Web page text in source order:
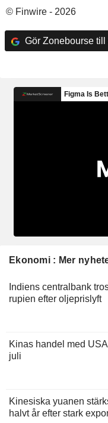
© Finwire - 2026
Gör Zonebourse
Ekonomi : Mer
Indiens centralbank
rupien efter oljeprislyft
Kinas handel med
juli
Kinesiska yuanen
halvt år efter stark